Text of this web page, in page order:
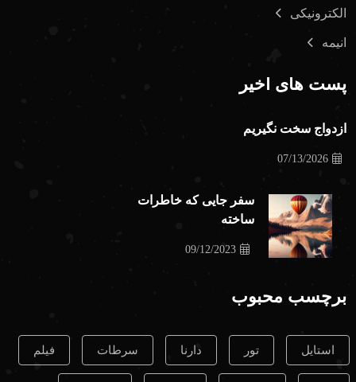
الکترونیکی
انیمه
پست های اخیر
ازدواج سخت نگیریم
07/13/2026
سفر جایی که خاطرات
ساخته
09/12/2023
برچسب محبوب
استایل تور دارنا سرطات فیلم